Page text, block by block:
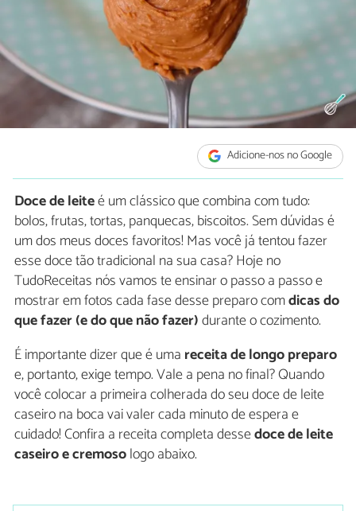
Adicione-nos no Google
Doce de leiteé um clássico que combina com tudo:
bolos, frutas, tortas, panquecas, biscoitos. Sem dúvidas é
um dos meus doces favoritos! Mas você já tentou fazer
esse doce tão tradicional na sua casa? Hoje no
TudoReceitas nós vamos te ensinar o passo a passo e
mostrar em fotos cada fase desse preparo comdicas do
que fazer (e do que não fazer)durante o cozimento.
É importante dizer que é uma receita de longo preparo
e, portanto, exige tempo. Vale a pena no final? Quando
você colocar a primeira colherada do seu doce de leite
caseiro na boca vai valer cada minuto de espera e
cuidado! Confira a receita completa dessedoce de leite
caseiroe cremosologo abaixo.